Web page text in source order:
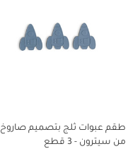
طقم عبوات ثلج بتصميم صاروخ
من سيترون - 3 قطع